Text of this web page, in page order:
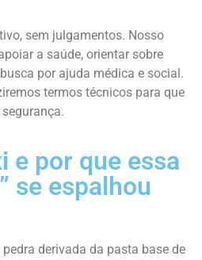
sem julgamentos. Nosso
a saúde, orientar sobre
por ajuda médica e social.
termos técnicos para que
e por que essa
se espalhou
derivada da pasta base de